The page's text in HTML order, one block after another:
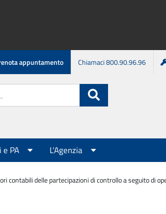
appuntamento Chiamaci 800.90.96.96
e PA L'Agenzia
contabili delle partecipazioni di controllo a seguito di